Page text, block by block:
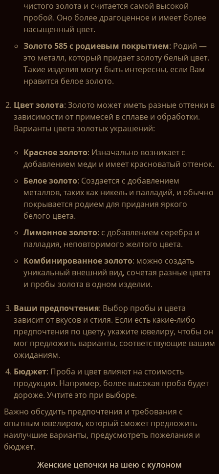
чистого золота и считается самой высокой
пробой. Оно более драгоценное и имеет более
насыщенный цвет.
Золото 585 с родиевым покрытием: Родий —
это металл, который придает золоту белый цвет.
Такие изделия могут быть интересны, если Вам
нравится белое золото.
Цвет золота: Золото может иметь разные оттенки в
зависимости от примесей в сплаве и обработки.
Варианты цвета золотых украшений:
Красное золото: Изначально возникает с
добавлением меди и имеет красноватый оттенок.
Белое золото: Создается с добавлением
металлов, таких как никель и палладий, и обычно
покрывается родием для придания яркого
белого цвета.
Лимонное золото: с добавлением серебра и
палладия, неповторимого желтого цвета.
Комбинированное золото: можно создать
уникальный внешний вид, сочетая разные цвета
и пробы золота в одном изделии.
Ваши предпочтения: Выбор пробы и цвета
зависит от вкусов и стиля. Если есть какие-либо
предпочтения по цвету, укажите ювелиру, чтобы он
мог предложить варианты, соответствующие вашим
ожиданиям.
Бюджет: Проба и цвет влияют на стоимость
продукции. Например, более высокая проба будет
дороже. Учтите это при выборе.
Важно обсудить предпочтения и требования с
опытным ювелиром, который сможет предложить
наилучшие варианты, предусмотреть пожелания и
бюджет.
Женские цепочки на шею с кулоном